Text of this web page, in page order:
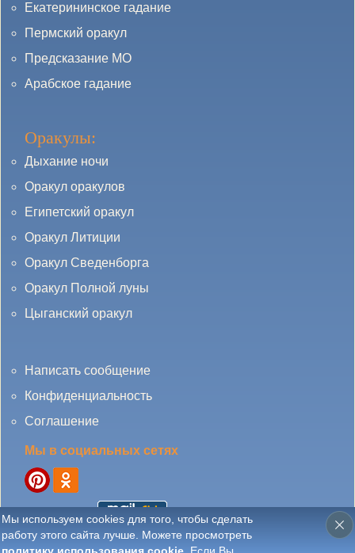
Екатерининское гадание
Пермский оракул
Предсказание МО
Арабское гадание
Оракулы:
Дыхание ночи
Оракул оракулов
Египетский оракул
Оракул Литиции
Оракул Сведенборга
Оракул Полной луны
Цыганский оракул
Написать сообщение
Конфиденциальность
Соглашение
Мы в социальных сетях
© 2010 - 2025 DamaTaro.ru All Rights Reserved. Запрещено копирование без
Мы используем cookies для того, чтобы сделать
работу этого сайта лучше. Можете просмотреть